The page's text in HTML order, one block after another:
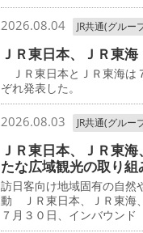
2026.08.04 JR共通(グルー
ＪＲ東日本、ＪＲ東
ＪＲ東日本とＪＲ東海は
ぞれ発表した。
2026.08.03 JR共通(グルー
ＪＲ東日本、ＪＲ東
たな広域観光の取り組
訪日客向け地域固有の自然
動 ＪＲ東日本、ＪＲ東海
７月３０日、インバウンド